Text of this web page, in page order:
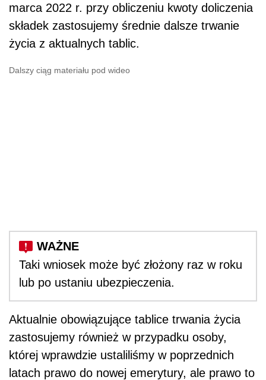
marca 2022 r. przy obliczeniu kwoty doliczenia
składek zastosujemy średnie dalsze trwanie
życia z aktualnych tablic.
Dalszy ciąg materiału pod wideo
Taki wniosek może być złożony raz w roku
lub po ustaniu ubezpieczenia.
Aktualnie obowiązujące tablice trwania życia
zastosujemy również w przypadku osoby,
której wprawdzie ustaliliśmy w poprzednich
latach prawo do nowej emerytury, ale prawo to